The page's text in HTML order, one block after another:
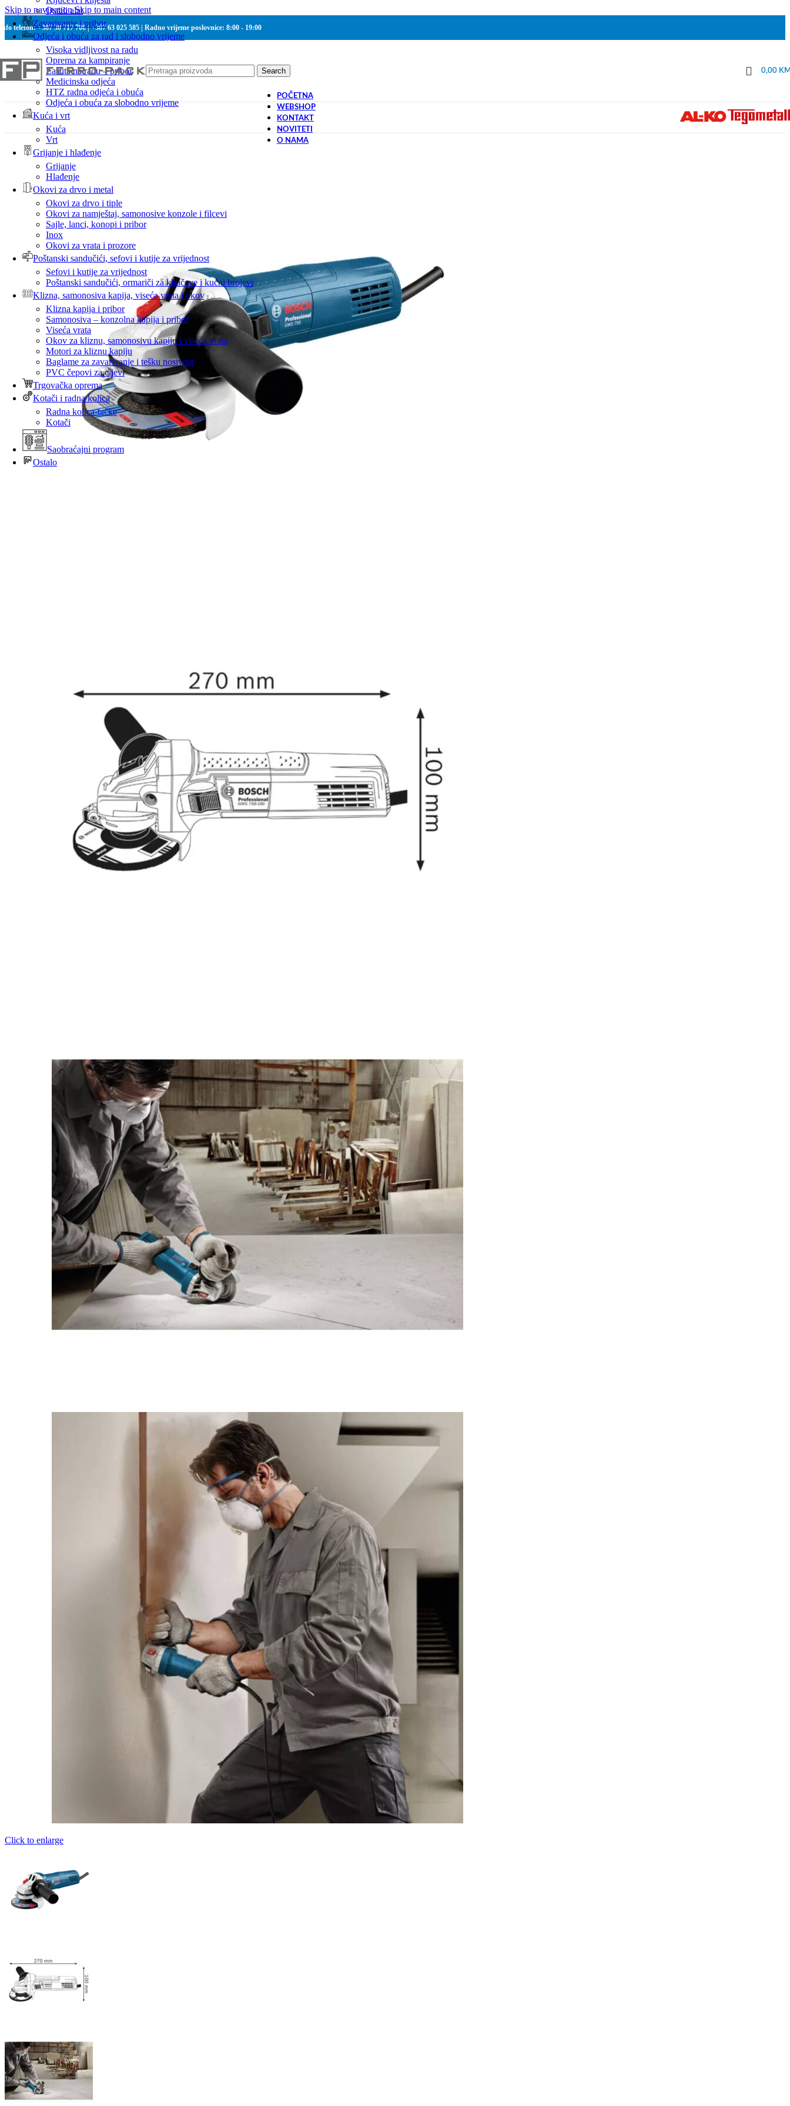
Skip to navigationSkip to main content
telefon: +387 30 717 700 | +387 63 025 585 | Radno vrijeme poslovnice: 8:00 - 19:00
Search 0,00
Ostali alat
Zavarivanje i pribor
Odjeća i obuća za rad i slobodno vrijeme
Visoka vidljivost na radu
Oprema za kampiranje
Zaštita na radu – pribor
Medicinska odjeća
HTZ radna odjeća i obuća
Odjeća i obuća za slobodno vrijeme
Kuća i vrt
Kuća
Vrt
Grijanje i hlađenje
Grijanje
Hlađenje
Okovi za drvo i metal
Okovi za drvo i tiple
Okovi za namještaj, samonosive konzole i filcevi
Sajle, lanci, konopi i pribor
Inox
Okovi za vrata i prozore
Poštanski sandučići, sefovi i kutije za vrijednost
Sefovi i kutije za vrijednost
Poštanski sandučići, ormariči za ključeve i kućni brojevi
Klizna, samonosiva kapija, viseća vrata i okov
Klizna kapija i pribor
Samonosiva – konzolna kapija i pribor
Viseća vrata
Okov za kliznu, samonosivu kapiju i viseća vrata
Motori za kliznu kapiju
Baglame za zavarivanje i tešku nosivost
PVC čepovi za cijevi
Trgovačka oprema
Kotači i radna kolica
Radna kolica-tačke
Kotači
Saobraćajni program
Ostalo
POČETNA
WEBSHOP
KONTAKT
NOVITETI
O NAMA
Click to enlarge